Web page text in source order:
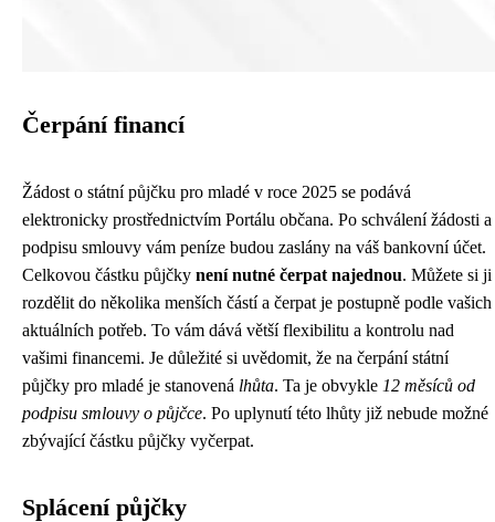
Čerpání financí
Žádost o státní půjčku pro mladé v roce 2025 se podává
elektronicky prostřednictvím Portálu občana. Po schválení žádosti a
podpisu smlouvy vám peníze budou zaslány na váš bankovní účet.
Celkovou částku půjčky není nutné čerpat najednou. Můžete si ji
rozdělit do několika menších částí a čerpat je postupně podle vašich
aktuálních potřeb. To vám dává větší flexibilitu a kontrolu nad
vašimi financemi. Je důležité si uvědomit, že na čerpání státní
půjčky pro mladé je stanovená lhůta. Ta je obvykle 12 měsíců od
podpisu smlouvy o půjčce. Po uplynutí této lhůty již nebude možné
zbývající částku půjčky vyčerpat.
Splácení půjčky